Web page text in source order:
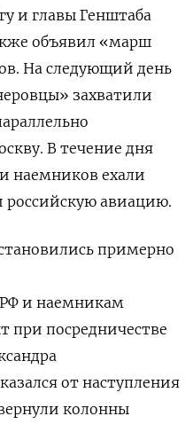
и главы Генштаба
объявил «марш
На следующий день
захватили
В течение дня
наемников ехали
российскую авиацию.
примерно
РФ и наемникам
при посредничестве
от наступления
колонны